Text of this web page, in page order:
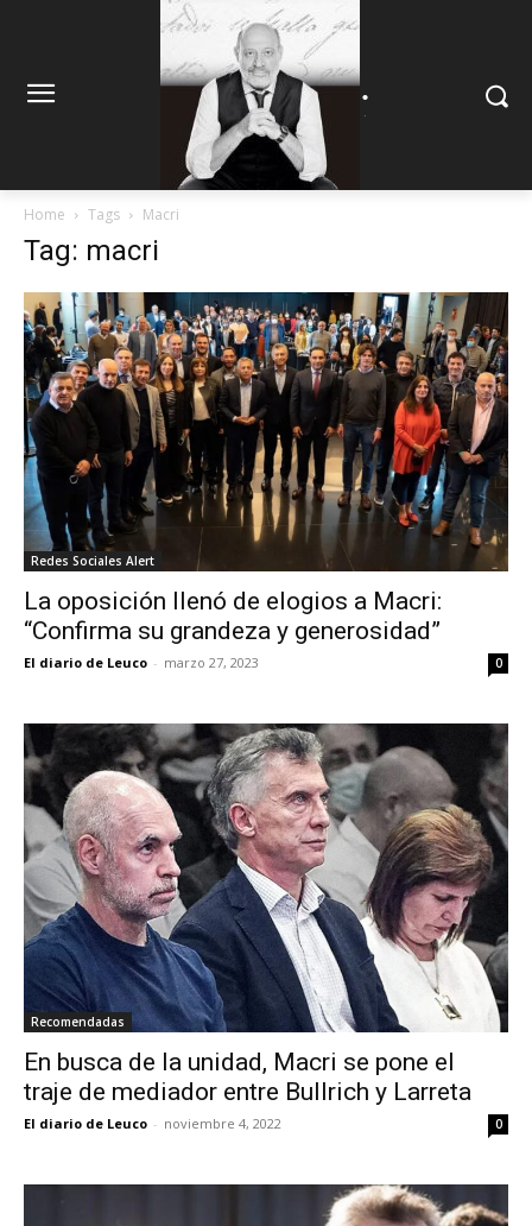
.
Home Tags Macri
Tag: macri
Redes Sociales Alert
La oposición llenó de elogios a Macri:
“Confirma su grandeza y generosidad”
El diario de Leuco - marzo 27, 2023 0
Recomendadas
En busca de la unidad, Macri se pone el
traje de mediador entre Bullrich y Larreta
El diario de Leuco - noviembre 4, 2022 0